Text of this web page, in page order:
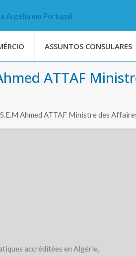
ASSUNTOS CONSULARES
ATTAF
Ahmed ATTAF Ministre des
accréditées en Algérie,